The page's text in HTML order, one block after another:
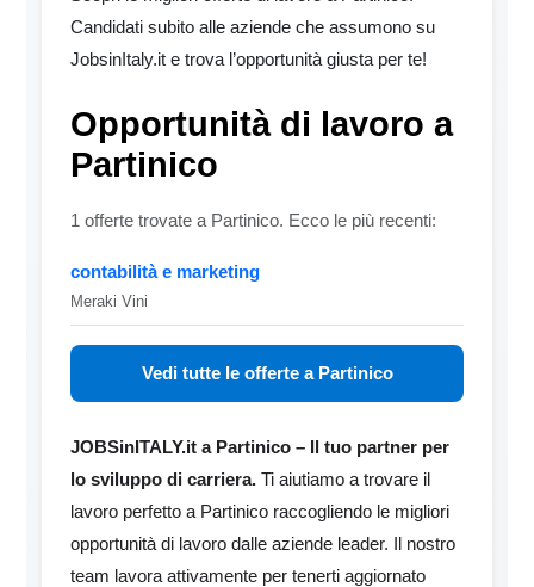
Candidati subito alle aziende che assumono su
JobsinItaly.it e trova l’opportunità giusta per te!
Opportunità di lavoro a
Partinico
1 offerte trovate a Partinico. Ecco le più recenti:
contabilità e marketing
Meraki Vini
Vedi tutte le offerte a Partinico
JOBSinITALY.it a Partinico – Il tuo partner per
lo sviluppo di carriera. Ti aiutiamo a trovare il
lavoro perfetto a Partinico raccogliendo le migliori
opportunità di lavoro dalle aziende leader. Il nostro
team lavora attivamente per tenerti aggiornato